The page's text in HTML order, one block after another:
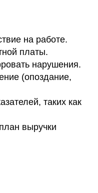
на работе.
платы.
нарушения.
(опоздание,
таких как
выручки